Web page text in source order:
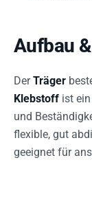
Aufbau
DerTräger
Klebstoff ist ein
und
flexible, gut
geeignet für